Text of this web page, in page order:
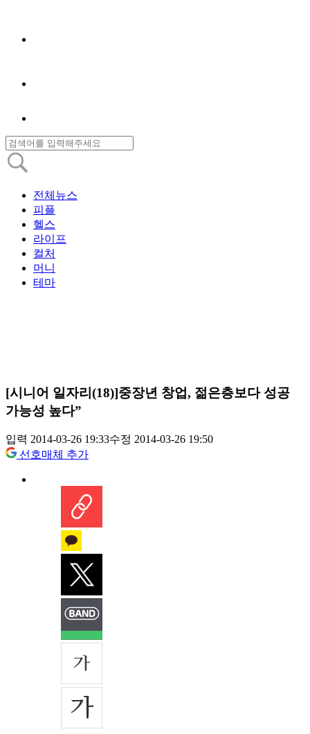
전체뉴스
피플
헬스
라이프
컬처
머니
테마
[시니어 일자리(18)]중장년 창업, 젊은층보다 성공
가능성 높다”
입력 2014-03-26 19:33수정 2014-03-26 19:50
선호매체 추가